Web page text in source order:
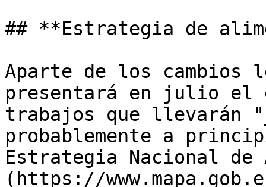
## **Estrategia de
Aparte de los
presentará en julio el
trabajos que llevarán
probablemente a
Estrategia Nacional de
(https://